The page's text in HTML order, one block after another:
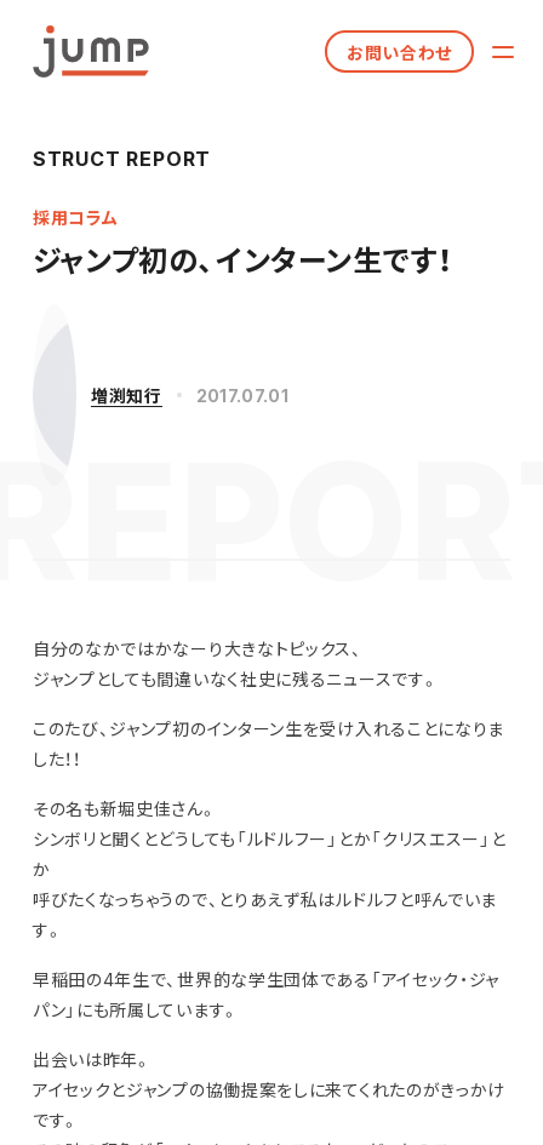
お問い合わせ
STRUCT REPORT
採用コラム
ジャンプ初の、インターン生です！
増渕知行 2017.07.01
自分のなかではかなーり大きなトピックス、
ジャンプとしても間違いなく社史に残るニュースです。
このたび、ジャンプ初のインターン生を受け入れることになりま
した！！
その名も新堀史佳さん。
シンボリと聞くとどうしても「ルドルフー」とか「クリスエスー」と
か
呼びたくなっちゃうので、とりあえず私はルドルフと呼んでいま
す。
早稲田の4年生で、世界的な学生団体である「アイセック・ジャ
パン」にも所属しています。
出会いは昨年。
アイセックとジャンプの協働提案をしに来てくれたのがきっかけ
です。